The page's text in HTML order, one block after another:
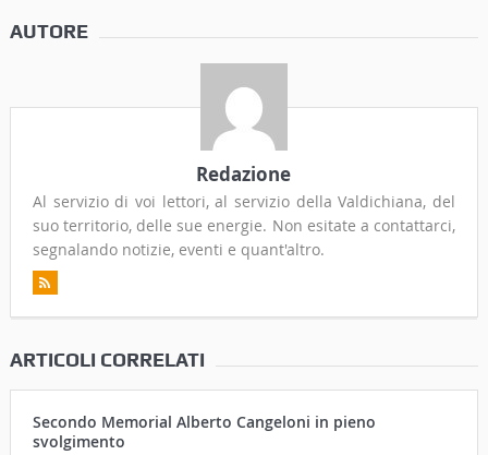
AUTORE
Redazione
Al servizio di voi lettori, al servizio della Valdichiana, del
suo territorio, delle sue energie. Non esitate a contattarci,
segnalando notizie, eventi e quant'altro.
ARTICOLI CORRELATI
Secondo Memorial Alberto Cangeloni in pieno
svolgimento